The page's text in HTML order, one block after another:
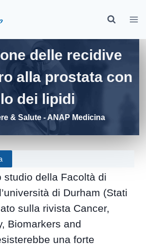
delle recidive
alla prostata con
dei lipidi
& Salute - ANAP Medicina
studio della Facoltà di
di Durham (Stati
sulla rivista Cancer,
Biomarkers and
una forte